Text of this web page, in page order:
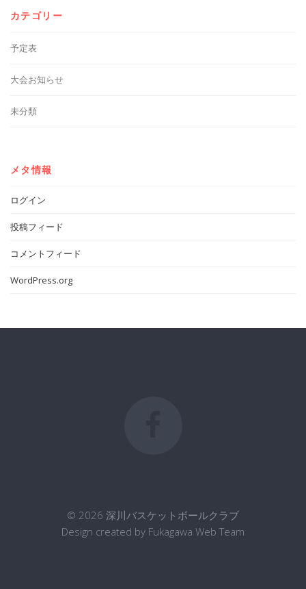
カテゴリー
予定表
大会お知らせ
未分類
メタ情報
ログイン
投稿フィード
コメントフィード
WordPress.org
© 2026 深川バスケットボールクラブ
Design created by Fukagawa Web Team